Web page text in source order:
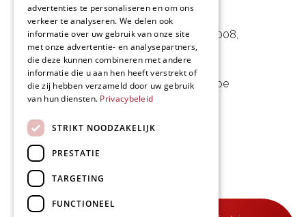
L&D Foodpartner BV
Noorwegenstraat 29D, Haven 8008,
9940 Evergem, BE
09 253 49 57- mail@delmo.be
BE 0768.656.308
Volg ons
advertenties te personaliseren en om ons
verkeer te analyseren. We delen ook
informatie over uw gebruik van onze site
met onze advertentie- en analysepartners,
die deze kunnen combineren met andere
informatie die u aan hen heeft verstrekt of
die zij hebben verzameld door uw gebruik
van hun diensten. Privacybeleid
STRIKT NOODZAKELIJK
PRESTATIE
TARGETING
FUNCTIONEEL